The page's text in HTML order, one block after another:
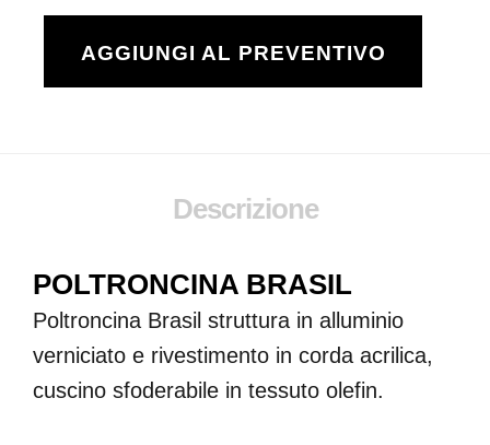
AGGIUNGI AL PREVENTIVO
Descrizione
POLTRONCINA BRASIL
Poltroncina Brasil struttura in alluminio
verniciato e rivestimento in corda acrilica,
cuscino sfoderabile in tessuto olefin.